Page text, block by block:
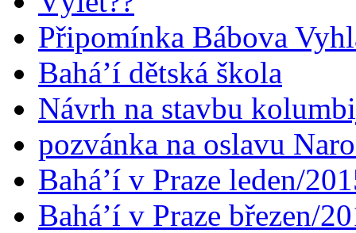
Připomínka Bábova
Bahá’í dětská škola
Návrh na stavbu
pozvánka na oslavu
Bahá’í v Praze leden/
Bahá’í v Praze březen/